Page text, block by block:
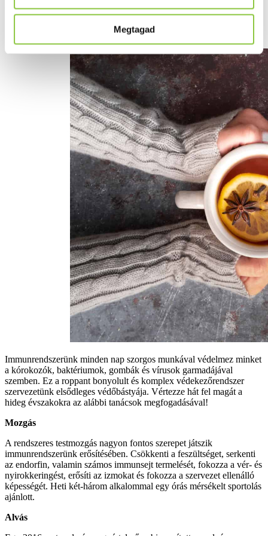
Megtagad
Immunrendszerünk minden nap szorgos munkával védelmez minket
a kórokozók, baktériumok, gombák és vírusok garmadájával
szemben. Ez a roppant bonyolult és komplex védekezőrendszer
szervezetünk elsődleges védőbástyája. Vértezze hát fel magát a
hideg évszakokra az alábbi tanácsok megfogadásával!
Mozgás
A rendszeres testmozgás nagyon fontos szerepet játszik
immunrendszerünk erősítésében. Csökkenti a feszültséget, serkenti
az endorfin, valamin számos immunsejt termelését, fokozza a vér- és
nyirokkeringést, erősíti az izmokat és fokozza a szervezet ellenálló
képességét. Heti két-három alkalommal egy órás mérsékelt sportolás
ajánlott.
Alvás